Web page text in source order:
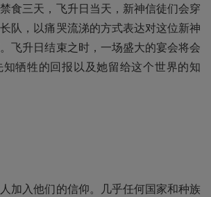
食三天，飞升日当天，新神信徒们会穿
队，以痛哭流涕的方式表达对这位新神
飞升日结束之时，一场盛大的宴会将会
牺牲的回报以及她留给这个世界的知
加入他们的信仰。几乎任何国家和种族